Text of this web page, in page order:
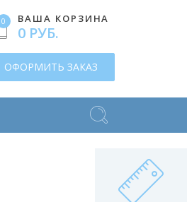
0 ВАША КОРЗИНА
0 РУБ.
ОФОРМИТЬ ЗАКАЗ